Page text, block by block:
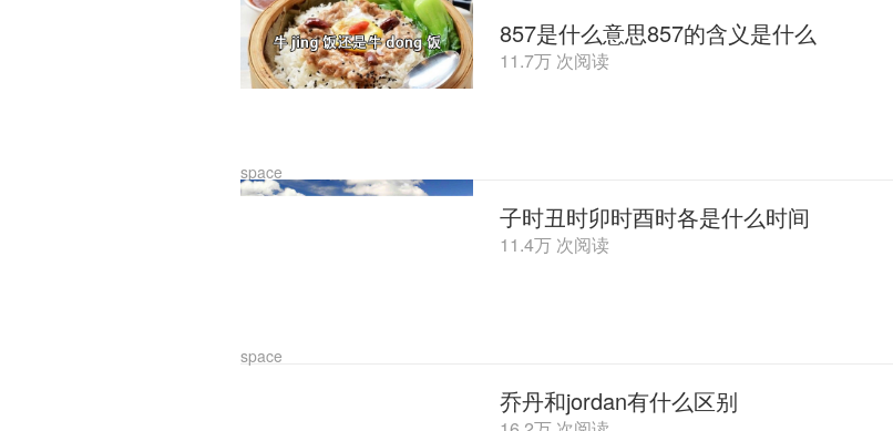
space
857是什么意思857的含义是什么
11.7万 次阅读
space
子时丑时卯时酉时各是什么时间
11.4万 次阅读
乔丹和jordan有什么区别